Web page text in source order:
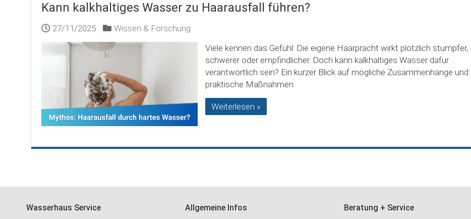
Kann kalkhaltiges Wasser zu Haarausfall führen?
27/11/2025
Wissen & Forschung
Viele kennen das Gefühl: Die eigene Haarpracht wirkt plötzlich stumpfer,
schwerer oder empfindlicher. Doch kann kalkhaltiges Wasser dafür
verantwortlich sein? Ein kurzer Blick auf mögliche Zusammenhänge und
praktische Maßnahmen.
Weiterlesen »
Wasserhaus Service Allgemeine Infos Beratung + Service